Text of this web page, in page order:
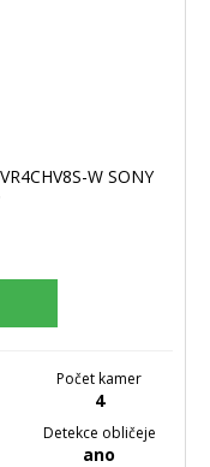
W SONY
Počet kamer
4
Detekce obličeje
ano